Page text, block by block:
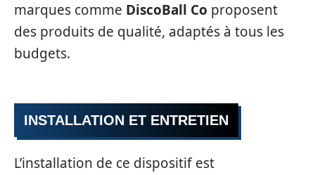
marques comme DiscoBall Co proposent
des produits de qualité, adaptés à tous les
budgets.
INSTALLATION ET ENTRETIEN
L’installation de ce dispositif est